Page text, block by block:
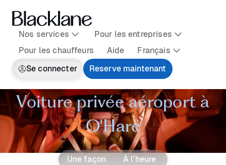
Nos services
Pour les entreprises
Pour les chauffeurs
Aide
Français
Se connecter
Reserve maintenant
Voiture privée aéroport à
O'Hare
Une façon À l'heure